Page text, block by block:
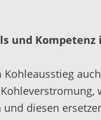
und Kompetenz
diesen